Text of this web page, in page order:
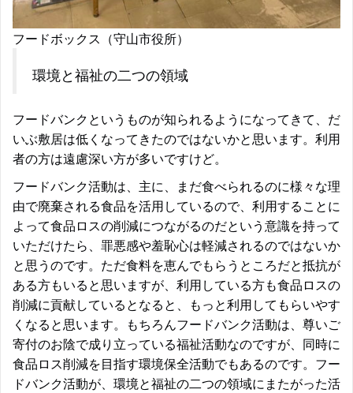
フードボックス（守山市役所）
環境と福祉の二つの領域
フードバンクというものが知られるようになってきて、だ
いぶ敷居は低くなってきたのではないかと思います。利用
者の方は遠慮深い方が多いですけど。
フードバンク活動は、主に、まだ食べられるのに様々な理
由で廃棄される食品を活用しているので、利用することに
よって食品ロスの削減につながるのだという意識を持って
いただけたら、罪悪感や羞恥心は軽減されるのではないか
と思うのです。ただ食料を恵んでもらうところだと抵抗が
ある方もいると思いますが、利用している方も食品ロスの
削減に貢献しているとなると、もっと利用してもらいやす
くなると思います。もちろんフードバンク活動は、尊いご
寄付のお陰で成り立っている福祉活動なのですが、同時に
食品ロス削減を目指す環境保全活動でもあるのです。フー
ドバンク活動が、環境と福祉の二つの領域にまたがった活